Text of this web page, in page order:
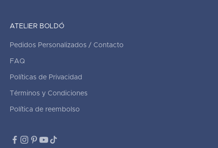
ATELIER BOLDÓ
Pedidos Personalizados / Contacto
FAQ
Políticas de Privacidad
Términos y Condiciones
Política de reembolso